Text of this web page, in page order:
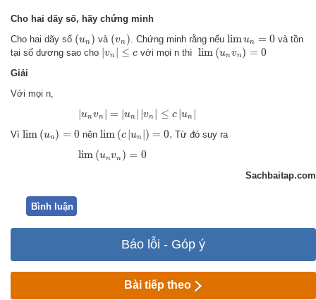
Cho hai dãy số, hãy chứng minh
Cho hai dãy số (un )
( ) và (vn )
(v ) . Chứng minh rằng nếu limun = 0
lim
và tồn
tại số dương sao cho |vn | ≤ c
| n| ≤c với mọi n thìlim (unvn) = 0
lim u = 0
Giải
Với mọi n,
|unvn | = |un | |vn | ≤ c |un |
| | n v n c un
Vì lim (un) = 0
lim u = nên lim (c |un |) = 0.
lim c u = Từ đó suy ra
lim (unvn ) = 0
lim u =
Sachbaitap.com
Bình luận
Báo lỗi - Góp ý
Bài tiếp theo